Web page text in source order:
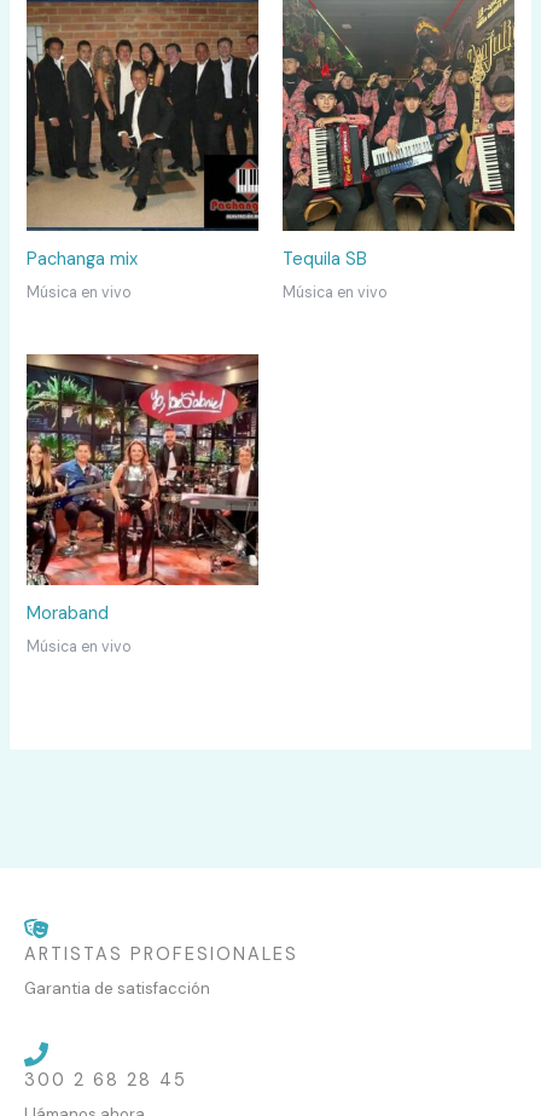
Pachanga mix
Música en vivo
Tequila SB
Música en vivo
Moraband
Música en vivo
ARTISTAS PROFESIONALES
Garantia de satisfacción
300 2 68 28 45